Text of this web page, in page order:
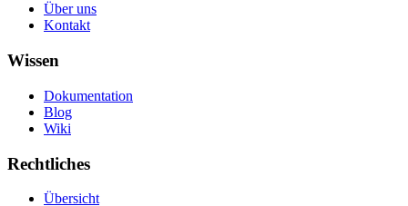
Über uns
Kontakt
Wissen
Dokumentation
Blog
Wiki
Rechtliches
Übersicht